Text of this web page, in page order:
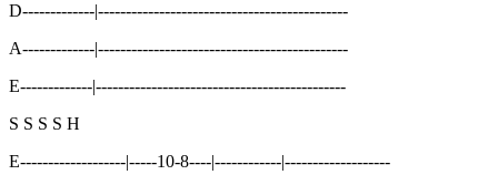
D-------------|---------------------------------------------
A-------------|---------------------------------------------
E-------------|---------------------------------------------
S S S S H
E-------------------|-----10-8----|------------|-------------------